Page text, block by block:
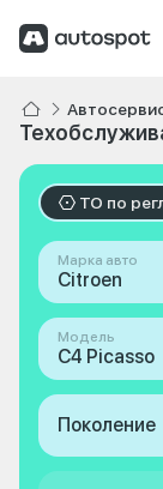
ТО по
Марка авто
Citroen
Модель
C4 Picasso
Поколение